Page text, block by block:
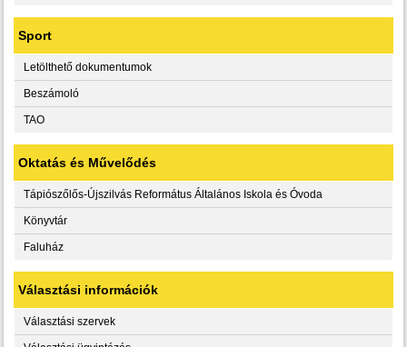
Sport
Letölthető dokumentumok
Beszámoló
TAO
Oktatás és Művelődés
Tápiószőlős-Újszilvás Református Általános Iskola és Óvoda
Könyvtár
Faluház
Választási információk
Választási szervek